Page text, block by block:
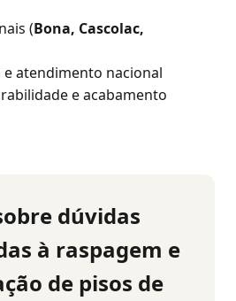
(Bona, Cascolac,
atendimento nacional
e acabamento
dúvidas
à raspagem e
de pisos de